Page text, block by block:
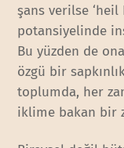
şans verilse
potansiyelinde
Bu yüzden de
özgü bir
toplumda, her
iklime bakan bir